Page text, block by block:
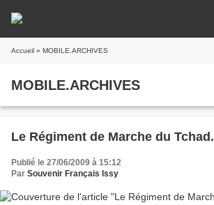
Accueil » MOBILE.ARCHIVES
MOBILE.ARCHIVES
Le Régiment de Marche du Tchad.
Publié le 27/06/2009 à 15:12
Par Souvenir Français Issy